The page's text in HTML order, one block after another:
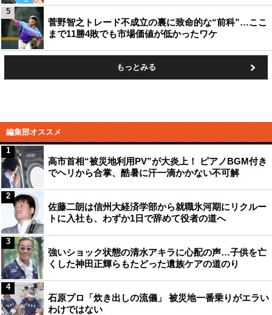
菅野智之トレード不成立の裏に致命的な“前科”…ここ
まで11勝4敗でも市場価値が低かったワケ
5
もっとみる
編集部オススメ
高市首相“被災地利用PV”が大炎上！ ピアノBGM付き
でヘリから合掌、酷暑に汗一滴かかない不可解
1
佐藤二朗は信州大経済学部から就職氷河期にリクルー
トに入社も、わずか1日で辞めて役者の道へ
2
強いショック状態の清水アキラに心配の声…子供を亡
くした神田正輝らもたどった遺族ケアの道のり
3
石原プロ「炊き出しの流儀」 被災地一番乗りがエラい
わけではない
4